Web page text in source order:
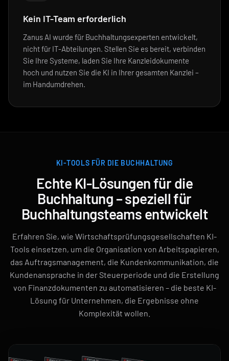
Kein IT-Team erforderlich
Zanus AI wurde für Buchhaltungsexperten entwickelt,
nicht für IT-Abteilungen. Stellen Sie es bereit, verbinden
Sie Ihre Systeme, laden Sie Ihre Kanzleidokumente
hoch und nutzen Sie die KI in Ihrer gesamten Kanzlei –
im Handumdrehen.
KI-TOOLS FÜR DIE BUCHHALTUNG
Echte KI-Lösungen für die
Buchhaltung – speziell für
Buchhaltungsteams entwickelt
Erfahren Sie, wie Wirtschaftsprüfungsgesellschaften KI-
Tools einsetzen, um die Organisation von Arbeitspapieren,
das Auftragsmanagement, die Kundenkommunikation, die
Kundenansprache in der Steuerperiode und die Erstellung
von Finanzdokumenten zu automatisieren – die beste KI-
Lösung für Unternehmen, die Ergebnisse ohne
Komplexität wollen.